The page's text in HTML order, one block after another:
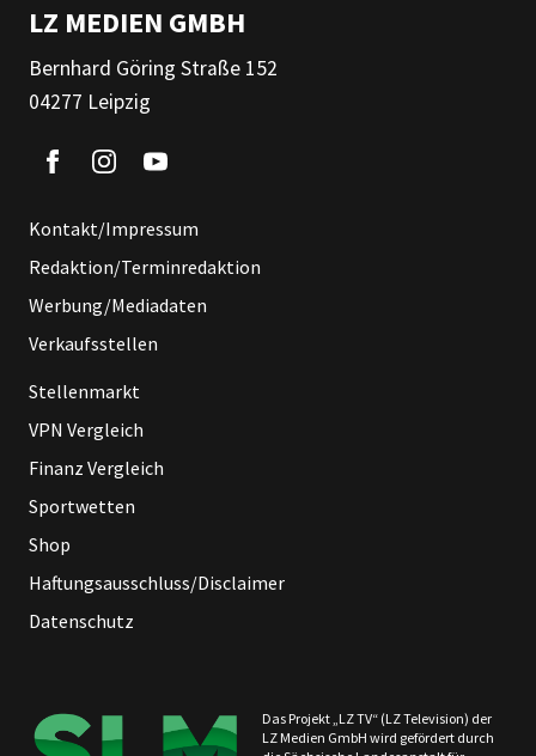
LZ MEDIEN GMBH
Bernhard Göring Straße 152
04277 Leipzig
Kontakt/Impressum
Redaktion/Terminredaktion
Werbung/Mediadaten
Verkaufsstellen
Stellenmarkt
VPN Vergleich
Finanz Vergleich
Sportwetten
Shop
Haftungsausschluss/Disclaimer
Datenschutz
Das Projekt „LZ TV“ (LZ Television) der
LZ Medien GmbH wird gefördert durch